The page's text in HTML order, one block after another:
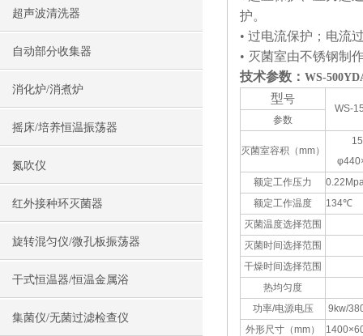
超声波清洗器
自动部分收集器
消化炉/消煮炉
摇床/培养恒温振荡器
氮吹仪
红外接种环灭菌器
旋转混匀仪/微孔板振荡器
干式恒温器/恒温金属浴
集菌仪/无菌过滤检查仪
护。
• 过电流保护；电流
• 灭菌室由不锈钢制
技术参数： WS-
型号
WS-
参数
灭菌室容积（mm）
额定工作压力
额定工作温度
134℃
灭菌温度选择范围
灭菌时间选择范围
干燥时间选择范围
热均匀度
功率/电源电压
9kw/
外形尺寸（mm）